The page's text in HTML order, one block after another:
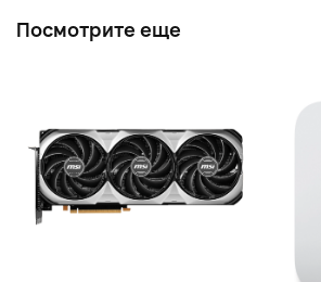
Посмотрите еще